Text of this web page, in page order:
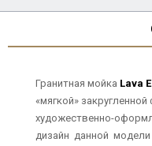
Гранитная мойка Lava
«мягкой»
художественно-
дизайн данной модели